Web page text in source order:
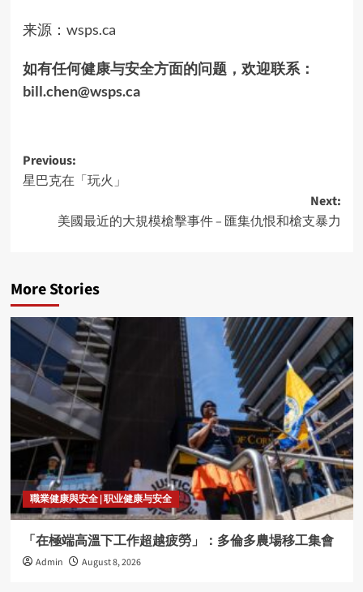
来源： wsps.ca
如有任何健康与安全方面的问题，欢迎联系：
bill.chen@wsps.ca
Post
navigation
Previous:
星巴克在「玩火」
Next:
美國最近的大規模槍擊事件 – 匯集仇恨和槍支暴力
More Stories
職業健康與安全 | 职业健康与安全
「在極端高溫下工作超越疲勞」：多倫多農場移工集會
Admin August 8, 2026